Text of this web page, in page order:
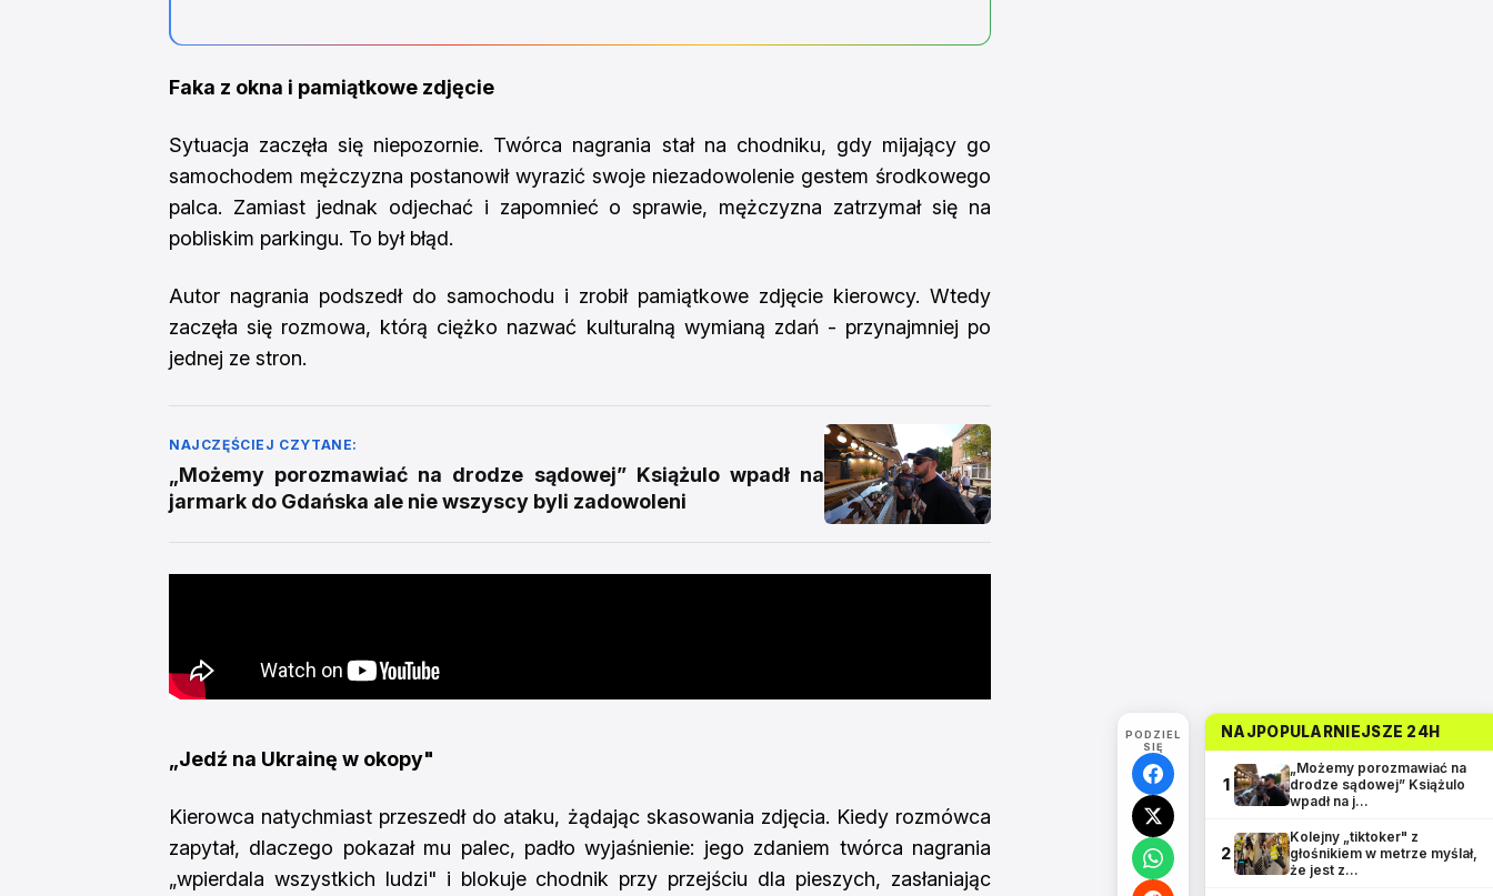
Faka z okna i pamiątkowe zdjęcie
Sytuacja zaczęła się niepozornie. Twórca nagrania stał na chodniku, gdy mijający go
samochodem mężczyzna postanowił wyrazić swoje niezadowolenie gestem środkowego
palca. Zamiast jednak odjechać i zapomnieć o sprawie, mężczyzna zatrzymał się na
pobliskim parkingu. To był błąd.
Autor nagrania podszedł do samochodu i zrobił pamiątkowe zdjęcie kierowcy. Wtedy
zaczęła się rozmowa, którą ciężko nazwać kulturalną wymianą zdań - przynajmniej po
jednej ze stron.
NAJCZĘŚCIEJ CZYTANE:
„Możemy porozmawiać na drodze sądowej” Książulo wpadł na
jarmark do Gdańska ale nie wszyscy byli zadowoleni
„Jedź na Ukrainę w okopy"
Kierowca natychmiast przeszedł do ataku, żądając skasowania zdjęcia. Kiedy rozmówca
zapytał, dlaczego pokazał mu palec, padło wyjaśnienie: jego zdaniem twórca nagrania
„wpierdala wszystkich ludzi" i blokuje chodnik przy przejściu dla pieszych, zasłaniając
PODZIEL
SIĘ
NAJPOPULARNIEJSZE 24H
1
„Możemy porozmawiać na
drodze sądowej” Książulo
wpadł na j…
2
Kolejny „tiktoker" z
głośnikiem w metrze myślał,
że jest z…